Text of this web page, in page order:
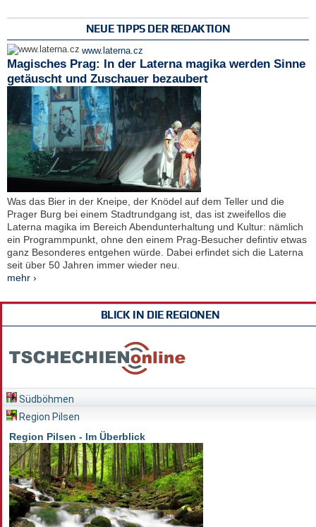
NEUE TIPPS DER REDAKTION
www.laterna.cz
Magisches Prag: In der Laterna magika werden Sinne
getäuscht und Zuschauer bezaubert
Was das Bier in der Kneipe, der Knödel auf dem Teller und die
Prager Burg bei einem Stadtrundgang ist, das ist zweifellos die
Laterna magika im Bereich Abendunterhaltung und Kultur: nämlich
ein Programmpunkt, ohne den einem Prag-Besucher defintiv etwas
ganz Besonderes entgehen würde. Dabei erfindet sich die Laterna
seit über 50 Jahren immer wieder neu.
mehr ›
BLICK IN DIE REGIONEN
Südböhmen
Region Pilsen
Region Pilsen - Im Überblick